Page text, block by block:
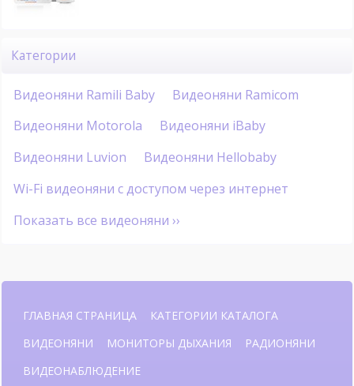
Категории
Видеоняни Ramili Baby
Видеоняни Ramicom
Видеоняни Motorola
Видеоняни iBaby
Видеоняни Luvion
Видеоняни Hellobaby
Wi-Fi видеоняни с доступом через интернет
Показать все видеоняни ››
ГЛАВНАЯ СТРАНИЦА
КАТЕГОРИИ КАТАЛОГА
ВИДЕОНЯНИ
МОНИТОРЫ ДЫХАНИЯ
РАДИОНЯНИ
ВИДЕОНАБЛЮДЕНИЕ